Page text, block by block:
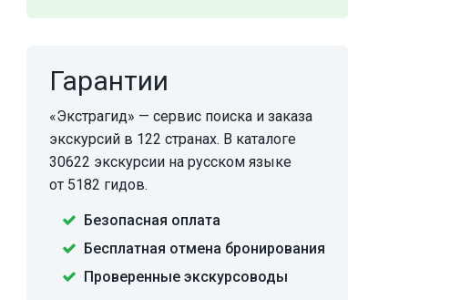
Гарантии
«Экстрагид» — сервис поиска и заказа
экскурсий в 122 странах. В каталоге
30622 экскурсии на русском языке
от 5182 гидов.
Безопасная оплата
Бесплатная отмена бронирования
Проверенные экскурсоводы